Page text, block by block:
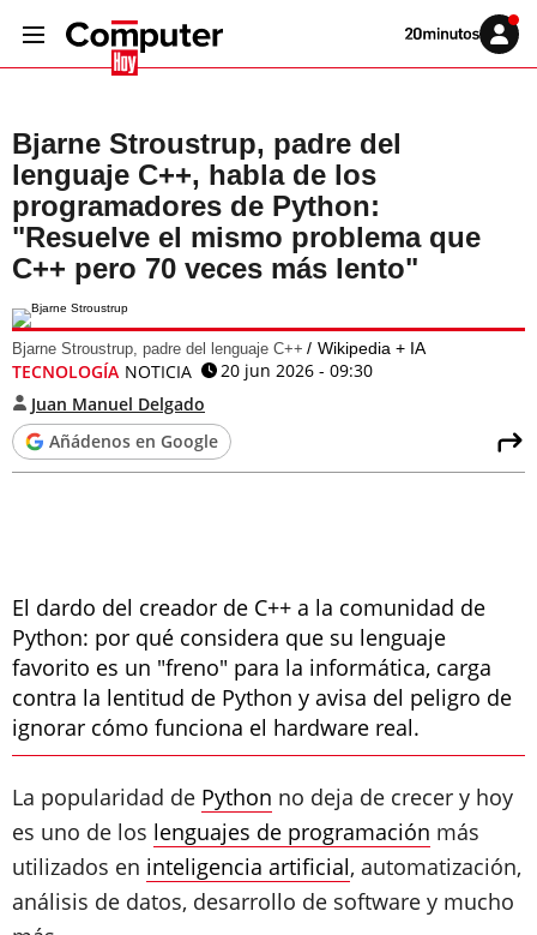
Volver
Iniciar
sesión
Bjarne Stroustrup, padre del
lenguaje C++, habla de los
programadores de Python:
"Resuelve el mismo problema que
C++ pero 70 veces más lento"
Bjarne Stroustrup, padre del lenguaje C++ Wikipedia + IA
TECNOLOGÍA NOTICIA
20 jun 2026 - 09:30
Juan Manuel Delgado
Añádenos en Google
El dardo del creador de C++ a la comunidad de
Python: por qué considera que su lenguaje
favorito es un "freno" para la informática, carga
contra la lentitud de Python y avisa del peligro de
ignorar cómo funciona el hardware real.
La popularidad de Python no deja de crecer y hoy
es uno de los lenguajes de programación más
utilizados en inteligencia artificial, automatización,
análisis de datos, desarrollo de software y mucho